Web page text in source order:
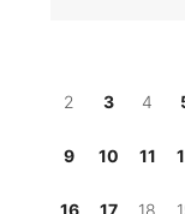
2 3 4
9 10 11
16 17 18